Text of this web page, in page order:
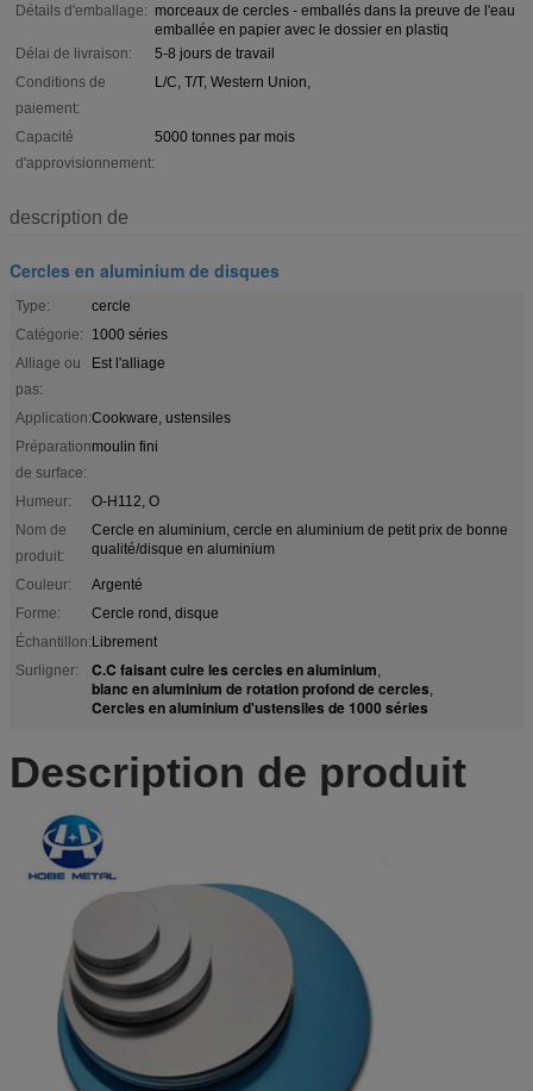
Détails d'emballage: morceaux de cercles - emballés dans la preuve de l'eau
emballée en papier avec le dossier en plastiq
Délai de livraison:
5-8 jours de travail
Conditions de
paiement:
L/C, T/T, Western Union,
Capacité
d'approvisionnement:
5000 tonnes par mois
description de
Cercles en aluminium de disques
Type:
cercle
Catégorie:
1000 séries
Alliage ou
pas:
Est l'alliage
Application:Cookware, ustensiles
Préparation
de surface:
moulin fini
Humeur:
O-H112, O
Nom de
produit:
Cercle en aluminium, cercle en aluminium de petit prix de bonne
qualité/disque en aluminium
Couleur:
Argenté
Forme:
Cercle rond, disque
Échantillon:Librement
Surligner:
C.C faisant cuire les cercles en aluminium,
blanc en aluminium de rotation profond de cercles,
Cercles en aluminium d'ustensiles de 1000 séries
Description de produit